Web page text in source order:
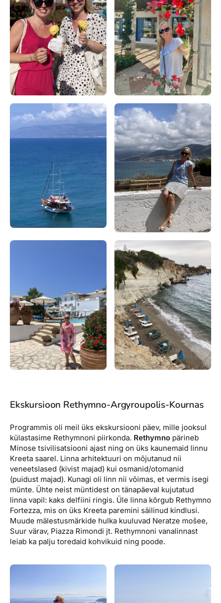
Ekskursioon Rethymno-Argyroupolis-Kournas
Programmis oli meil üks ekskursiooni päev, mille jooksul
külastasime Rethymnoni piirkonda. Rethymno pärineb
Minose tsivilisatsiooni ajast ning on üks kaunemaid linnu
Kreeta saarel. Linna arhitektuuri on mõjutanud nii
veneetslased (kivist majad) kui osmanid/otomanid
(puidust majad). Kunagi oli linn nii võimas, et vermis isegi
münte. Ühte neist müntidest on tänapäeval kujutatud
linna vapil: kaks delfiini ringis. Üle linna kôrgub Rethymno
Fortezza, mis on üks Kreeta paremini säilinud kindlusi.
Muude mälestusmärkide hulka kuuluvad Neratze mošee,
Suur värav, Piazza Rimondi jt. Rethymnoni vanalinnast
leiab ka palju toredaid kohvikuid ning poode.